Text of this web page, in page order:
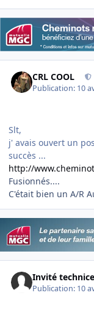
CRL COOL
Publication: 10
Slt,
j' avais ouvert un
succès ...
http://
Fusionnés....
C'était bien un A/R
Invité
Publication: 10